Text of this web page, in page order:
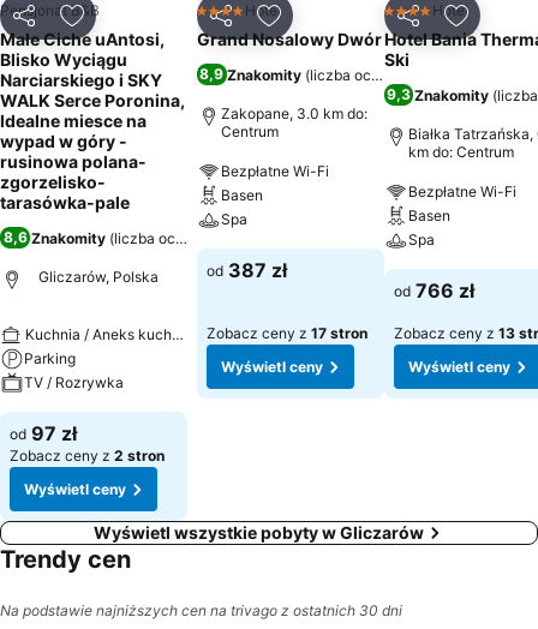
UdostępnijDodaj do ulubionych
Pensjonat B&B
Małe Ciche uAntosi,
Blisko Wyciągu
Narciarskiego i SKY
WALK Serce Poronina,
Idealne miesce na
wypad w góry -
rusinowa polana-
zgorzelisko-
tarasówka-pale
8,6 Znakomity (liczba ocen: 954
Gliczarów, Polska
Kuchnia / Aneks kuchenny
Parking
TV / Rozrywka
od 97 zł
Zobacz ceny z 2 stron
Wyświetl ceny
UdostępnijDodaj do ulubionych
4 Kategoria
Hotel
Grand Nosalowy Dwór
8,9 Znakomity (liczba ocen: 2171
Zakopane, 3.0 km do:
Centrum
Bezpłatne Wi-Fi
Basen
Spa
od 387 zł
Zobacz ceny z 17 stron
Wyświetl ceny
UdostępnijDodaj
4 Kategoria
Hotel
Hotel Bania
Ski
9,3 Znakomity (
Białka
km do: Centrum
Bezpłatne Wi-Fi
Basen
Spa
od 766 zł
Zobacz ceny z 13
Wyświetl ceny
Wyświetl wszystkie pobyty w Gliczarów
Trendy cen
Na podstawie najniższych cen na trivago z ostatnich 30 dni